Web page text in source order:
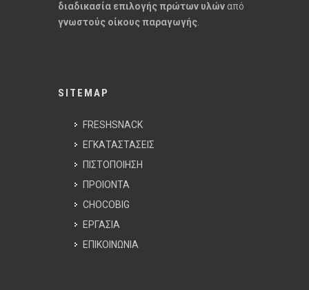
διαδικασία επιλογής πρώτων υλών από
γνωστούς οίκους παραγωγής.
SITEMAP
FRESHSNACK
ΕΓΚΑΤΑΣΤΑΣΕΙΣ
ΠΙΣΤΟΠΟΙΗΣΗ
ΠΡΟΙΟΝΤΑ
CHOCOBIG
ΕΡΓΑΣΙΑ
ΕΠΙΚΟΙΝΩΝΙΑ